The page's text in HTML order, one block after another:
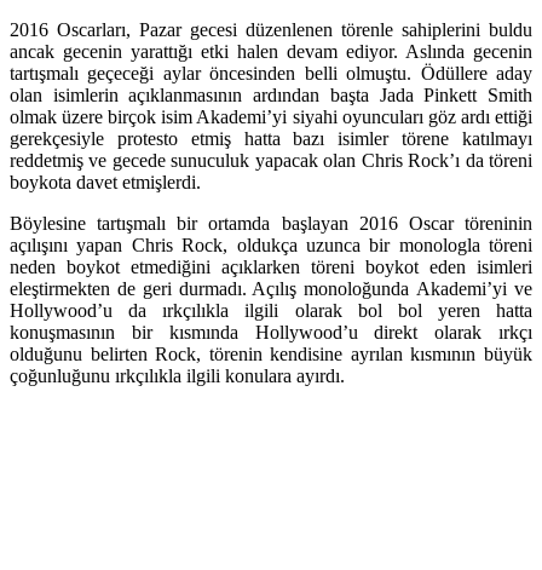
2016 Oscarları, Pazar gecesi düzenlenen törenle sahiplerini buldu
ancak gecenin yarattığı etki halen devam ediyor. Aslında gecenin
tartışmalı geçeceği aylar öncesinden belli olmuştu. Ödüllere aday
olan isimlerin açıklanmasının ardından başta Jada Pinkett Smith
olmak üzere birçok isim Akademi’yi siyahi oyuncuları göz ardı ettiği
gerekçesiyle protesto etmiş hatta bazı isimler törene katılmayı
reddetmiş ve gecede sunuculuk yapacak olan Chris Rock’ı da töreni
boykota davet etmişlerdi.
Böylesine tartışmalı bir ortamda başlayan 2016 Oscar töreninin
açılışını yapan Chris Rock, oldukça uzunca bir monologla töreni
neden boykot etmediğini açıklarken töreni boykot eden isimleri
eleştirmekten de geri durmadı. Açılış monoloğunda Akademi’yi ve
Hollywood’u da ırkçılıkla ilgili olarak bol bol yeren hatta
konuşmasının bir kısmında Hollywood’u direkt olarak ırkçı
olduğunu belirten Rock, törenin kendisine ayrılan kısmının büyük
çoğunluğunu ırkçılıkla ilgili konulara ayırdı.